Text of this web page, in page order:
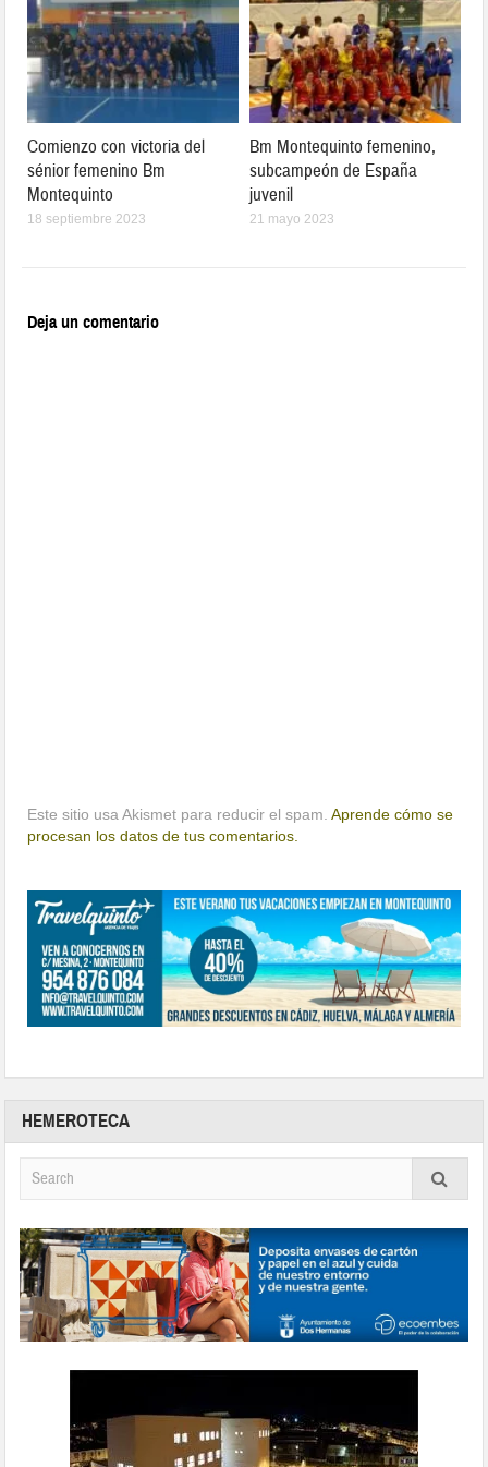
Comienzo con victoria del
sénior femenino Bm
Montequinto
18 septiembre 2023
Bm Montequinto femenino,
subcampeón de España
juvenil
21 mayo 2023
Deja un comentario
Este sitio usa Akismet para reducir el spam.Aprende cómo se
procesan los datos de tus comentarios.
HEMEROTECA